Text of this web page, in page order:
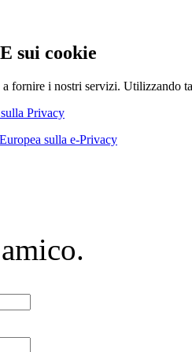
sui cookie
fornire i nostri servizi. Utilizzando
Privacy
sulla e-Privacy